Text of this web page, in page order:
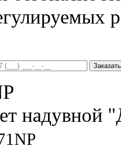
Заказать
надувной